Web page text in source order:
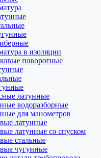
в изоляции
поворотные
латунные
водоразборные
для манометров
латунные
латунные со спуском
стальные
чугунные